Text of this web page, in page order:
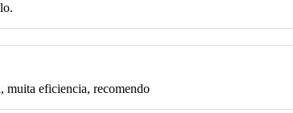
muita eficiencia, recomendo